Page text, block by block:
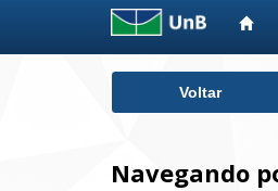
Voltar
Navegando